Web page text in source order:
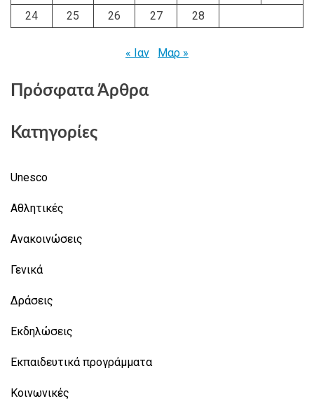
24
25 26 27 28
« Ιαν Μαρ »
Πρόσφατα Άρθρα
Κατηγορίες
Unesco
Αθλητικές
Ανακοινώσεις
Γενικά
Δράσεις
Εκδηλώσεις
Εκπαιδευτικά προγράμματα
Κοινωνικές